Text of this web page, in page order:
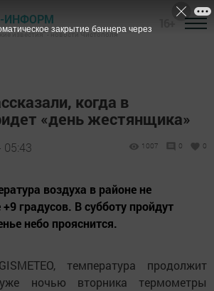
ИНФОРМ
известия" - новости Чистополя
когда в
«день жестянщика»
05:43 1007 0 0
воздуха в районе не
градусов. В субботу пройдут
небо прояснится.
температура продолжит
ночью вторника термометры
закрытие баннера через